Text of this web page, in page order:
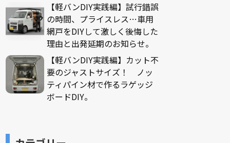
【軽バンDIY実践編】試行錯誤
の時間、プライスレス…車用
網戸をDIYして激しく後悔した
理由と出発延期のお知らせ。
【軽バンDIY実践編】カット不
要のジャストサイズ！ ノッ
ティパイン材で作るラゲッジ
ボードDIY。